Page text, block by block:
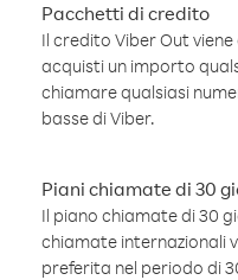
Pacchetti di credito
Il credito Viber Out
acquisti un importo
chiamare qualsiasi
basse di Viber.
Piani chiamate di 30
Il piano chiamate di 30
chiamate internazionali
preferita nel periodo di